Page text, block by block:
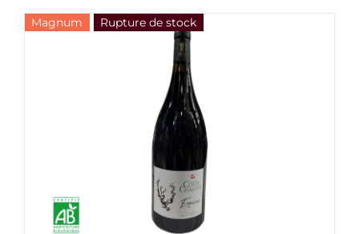
Magnum Rupture de stock